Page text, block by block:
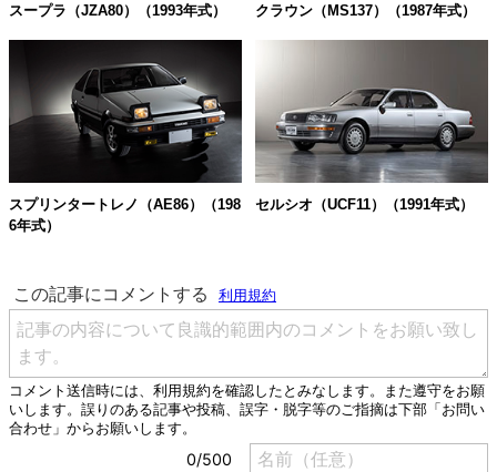
スープラ（JZA80）（1993年式） クラウン（MS137）（1987年式）
スプリンタートレノ（AE86）（198
6年式）
セルシオ（UCF11）（1991年式）